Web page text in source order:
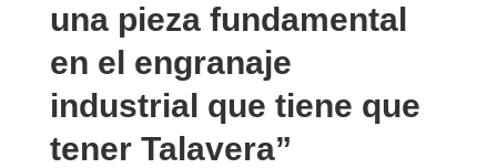
una pieza fundamental
en el engranaje
industrial que tiene que
tener Talavera”